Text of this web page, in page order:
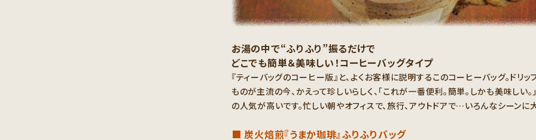
お湯の中で“ふりふり”振るだけで
どこでも簡単＆美味しい！コーヒーバッグタイプ
『ティーバッグのコーヒー版』と、よくお客様に説明するこのコーヒーバッグ。ドリッ
ものが主流の今、かえって珍しいらしく、「これが一番便利。簡単。しかも美味しい。
の人気が高いです。忙しい朝やオフィスで、旅行、アウトドアで…いろんなシーンに
■ 炭火焙煎『うまか珈琲』ふりふりバッグ